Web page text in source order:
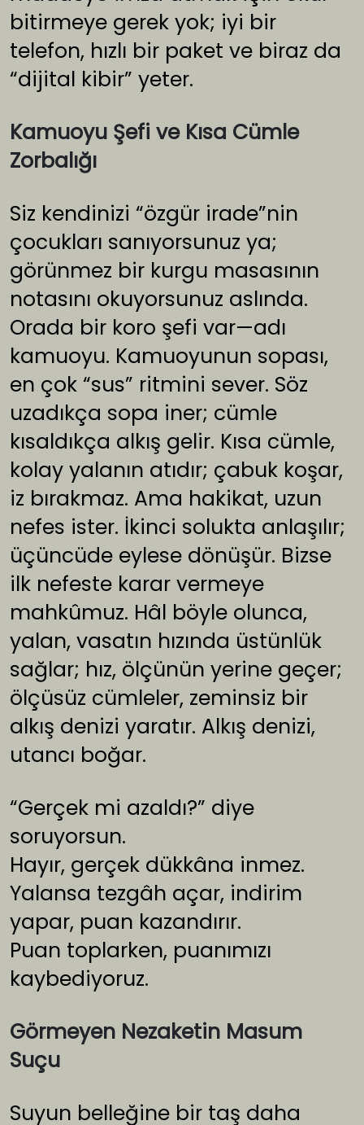
bitirmeye gerek yok; iyi bir
telefon, hızlı bir paket ve biraz da
“dijital kibir” yeter.
Kamuoyu Şefi ve Kısa Cümle
Zorbalığı
Siz kendinizi “özgür irade”nin
çocukları sanıyorsunuz ya;
görünmez bir kurgu masasının
notasını okuyorsunuz aslında.
Orada bir koro şefi var—adı
kamuoyu. Kamuoyunun sopası,
en çok “sus” ritmini sever. Söz
uzadıkça sopa iner; cümle
kısaldıkça alkış gelir. Kısa cümle,
kolay yalanın atıdır; çabuk koşar,
iz bırakmaz. Ama hakikat, uzun
nefes ister. İkinci solukta anlaşılır;
üçüncüde eylese dönüşür. Bizse
ilk nefeste karar vermeye
mahkûmuz. Hâl böyle olunca,
yalan, vasatın hızında üstünlük
sağlar; hız, ölçünün yerine geçer;
ölçüsüz cümleler, zeminsiz bir
alkış denizi yaratır. Alkış denizi,
utancı boğar.
“Gerçek mi azaldı?” diye
soruyorsun.
Hayır, gerçek dükkâna inmez.
Yalansa tezgâh açar, indirim
yapar, puan kazandırır.
Puan toplarken, puanımızı
kaybediyoruz.
Görmeyen Nezaketin Masum
Suçu
Suyun belleğine bir taş daha